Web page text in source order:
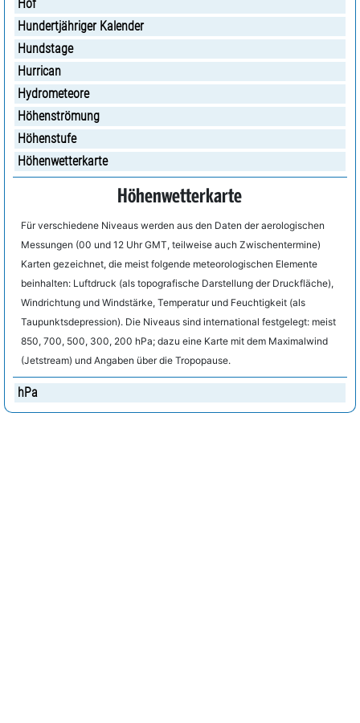
Hof
Hundertjähriger Kalender
Hundstage
Hurrican
Hydrometeore
Höhenströmung
Höhenstufe
Höhenwetterkarte
Höhenwetterkarte
Für verschiedene Niveaus werden aus den Daten der aerologischen
Messungen (00 und 12 Uhr GMT, teilweise auch Zwischentermine)
Karten gezeichnet, die meist folgende meteorologischen Elemente
beinhalten: Luftdruck (als topografische Darstellung der Druckfläche),
Windrichtung und Windstärke, Temperatur und Feuchtigkeit (als
Taupunktsdepression). Die Niveaus sind international festgelegt: meist
850, 700, 500, 300, 200 hPa; dazu eine Karte mit dem Maximalwind
(Jetstream) und Angaben über die Tropopause.
hPa